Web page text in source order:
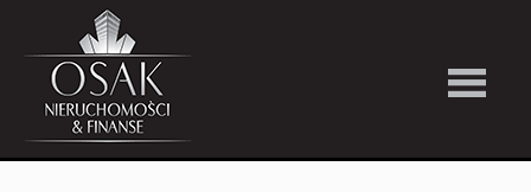
Kup